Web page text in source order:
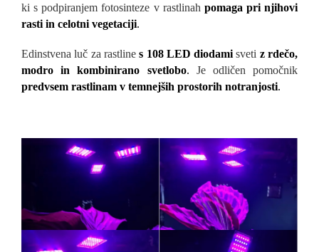
ki s podpiranjem fotosinteze v rastlinah pomaga pri njihovi
rasti in celotni vegetaciji.
Edinstvena luč za rastlines 108 LED diodamisveti z rdečo,
modro in kombinirano svetlobo. Je odličen pomočnik
predvsem rastlinam v temnejših prostorih notranjosti.